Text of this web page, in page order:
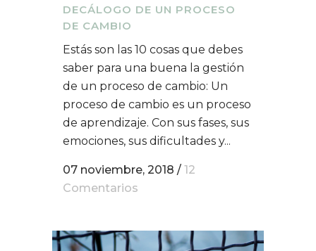
DECÁLOGO DE UN PROCESO
DE CAMBIO
Estás son las 10 cosas que debes
saber para una buena la gestión
de un proceso de cambio: Un
proceso de cambio es un proceso
de aprendizaje. Con sus fases, sus
emociones, sus dificultades y...
07 noviembre, 2018 / 12
Comentarios